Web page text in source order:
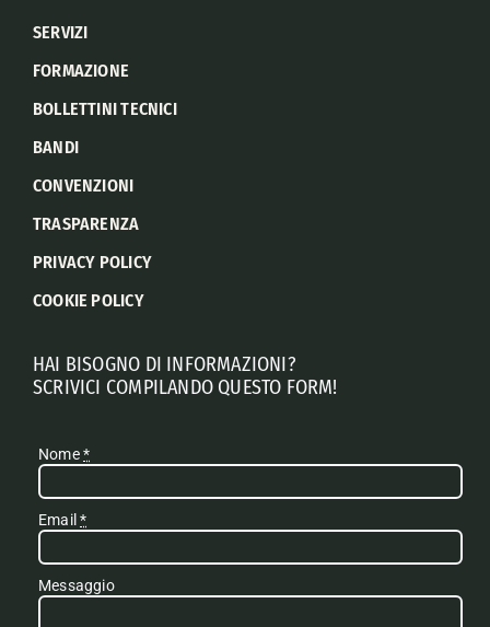
SERVIZI
FORMAZIONE
BOLLETTINI TECNICI
BANDI
CONVENZIONI
TRASPARENZA
PRIVACY POLICY
COOKIE POLICY
HAI BISOGNO DI INFORMAZIONI?
SCRIVICI COMPILANDO QUESTO FORM!
Nome*
Email*
Messaggio